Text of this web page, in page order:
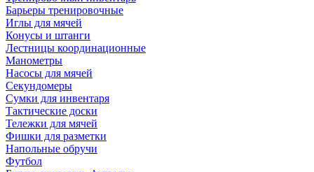
Барьеры тренировочные
Иглы для мячей
Конусы и штанги
Лестницы координационные
Манометры
Насосы для мячей
Секундомеры
Сумки для инвентаря
Тактические доски
Тележки для мячей
Фишки для разметки
Напольные обручи
Футбол